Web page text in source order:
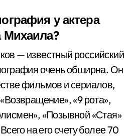
у актера
Михаила?
— известный российский
очень обширна. Он
фильмов и сериалов,
«9 рота»,
«Позывной «Стая»
на его счету более 70